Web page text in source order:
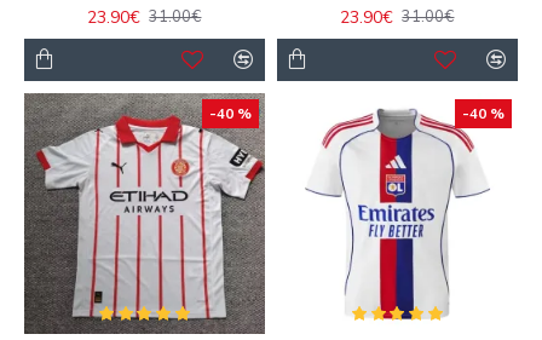
23.90€ 31.00€
23.90€ 31.00€
-40 % -40 %